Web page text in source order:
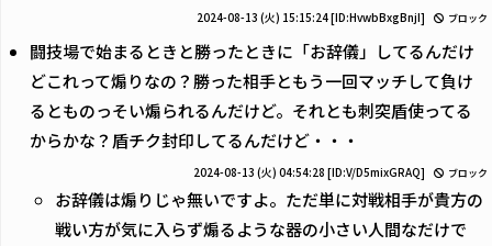
2024-08-13 (火) 15:15:24[ID:HvwbBxgBnjI] ブロック
闘技場で始まるときと勝ったときに「お辞儀」してるんだけ
どこれって煽りなの？勝った相手ともう一回マッチして負け
るとものっそい煽られるんだけど。それとも刺突盾使ってる
からかな？盾チク封印してるんだけど・・・
2024-08-13 (火) 04:54:28 [ID:V/D5mixGRAQ] ブロック
お辞儀は煽りじゃ無いですよ。ただ単に対戦相手が貴方の
戦い方が気に入らず煽るような器の小さい人間なだけで